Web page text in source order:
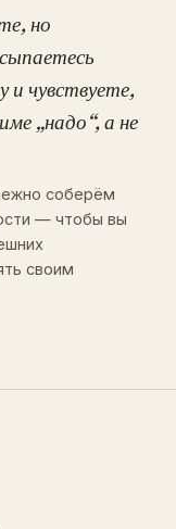
но
и чувствуете,
„надо“, а не
соберём
— чтобы вы
своим